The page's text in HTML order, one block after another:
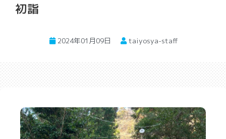
初詣
2024年01月09日 taiyosya-staff